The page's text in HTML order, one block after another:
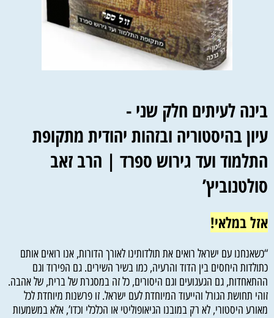
בינה לעיתים חלק שני -
עיון בהיסטוריה ובזהות יהודית מתקופת
התלמוד ועד גירוש ספרד | הרב זאב
סולטנוביץ’
אזל במלאי!
“כשאנחנו עם ישראל רואים את תולדותינו לאורך הדורות, אנו רואים אותם
כתולדות היחסים בין הדוד והרעיה, כמו בשיר השירים. גם הפירוד וגם
ההתאחדות, גם הגעגועים וגם היסורים, כל זה במסגרת של ברית, של אהבה.
זוהי תחושת הגורל והייעוד המיוחדת לעם ישראל. זו פרשנות מיוחדת לכל
מאורע היסטורי, לא רק במובנו הגיאופוליטי או הכלכלי וכדו’, אלא במשמעות